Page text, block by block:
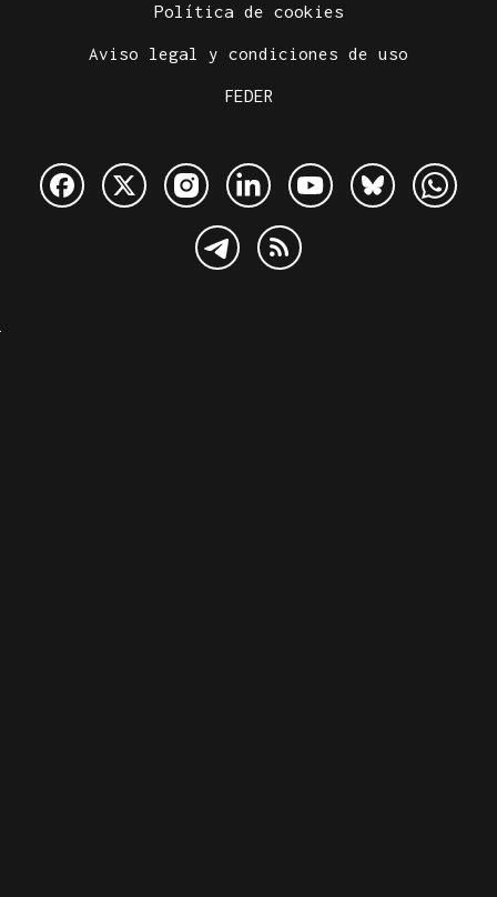
Política de cookies
Aviso legal y condiciones de uso
FEDER